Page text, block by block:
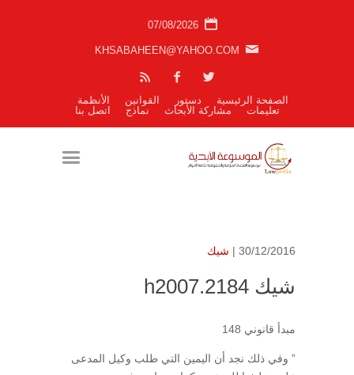
07/08/2026
KHSABAHEEN@YAHOO.COM
الصفحة الرئيسية دستور القوانين
الأنظمة
تعليمات
مشاركة الأبحاث نماذج اتصل بنا
30/12/2016 | شيك
شيك h2007.2184
مبدأ قانوني 148
” وفي ذلك نجد أن اليمين التي طلب وكيل المدعى